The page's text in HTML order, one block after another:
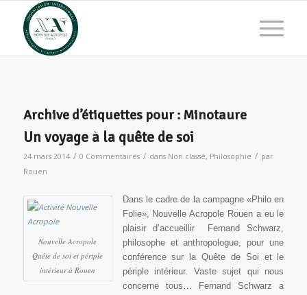
Archive d’étiquettes pour : Minotaure
Un voyage à la quête de soi
24 mars 2014 / 0 Commentaires / dans Non classé, Philosophie / par
Rouen
Nouvelle Acropole
Quête de soi et périple
intérieur à Rouen
Dans le cadre de la campagne «Philo en
Folie», Nouvelle Acropole Rouen a eu le
plaisir d’accueillir Fernand Schwarz,
philosophe et anthropologue, pour une
conférence sur la Quête de Soi et le
périple intérieur. Vaste sujet qui nous
concerne tous… Fernand Schwarz a